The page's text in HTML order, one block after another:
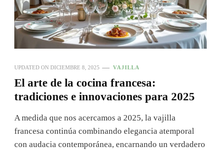
UPDATED ON DICIEMBRE 8, 2025 VAJILLA
El arte de la cocina francesa:
tradiciones e innovaciones para 2025
A medida que nos acercamos a 2025, la vajilla
francesa continúa combinando elegancia atemporal
con audacia contemporánea, encarnando un verdadero